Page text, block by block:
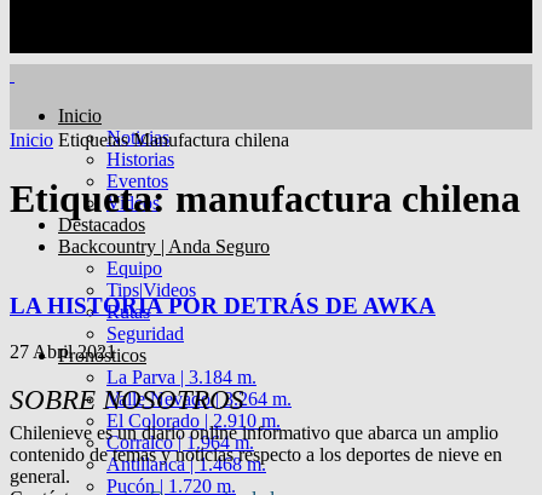
Inicio
Noticias
Historias
Eventos
Videos
Destacados
Backcountry | Anda Seguro
Equipo
Tips|Videos
Rutas
Seguridad
Pronósticos
La Parva | 3.184 m.
Valle Nevado | 3.264 m.
El Colorado | 2.910 m.
Corralco | 1.964 m.
Antillanca | 1.468 m.
Pucón | 1.720 m.
Inicio Etiquetas Manufactura chilena
Etiqueta: manufactura chilena
LA HISTORIA POR DETRÁS DE AWKA
27 Abril 2021
SOBRE NOSOTROS
Chilenieve es un diario online informativo que abarca un amplio
contenido de temas y noticias respecto a los deportes de nieve en
general.